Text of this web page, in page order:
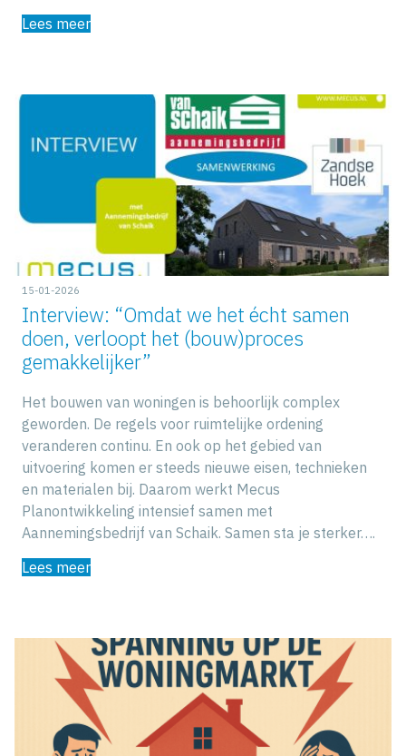
Lees meer
15-01-2026
Interview: “Omdat we het écht samen
doen, verloopt het (bouw)proces
gemakkelijker”
Het bouwen van woningen is behoorlijk complex
geworden. De regels voor ruimtelijke ordening
veranderen continu. En ook op het gebied van
uitvoering komen er steeds nieuwe eisen, technieken
en materialen bij. Daarom werkt Mecus
Planontwikkeling intensief samen met
Aannemingsbedrijf van Schaik. Samen sta je sterker….
Lees meer